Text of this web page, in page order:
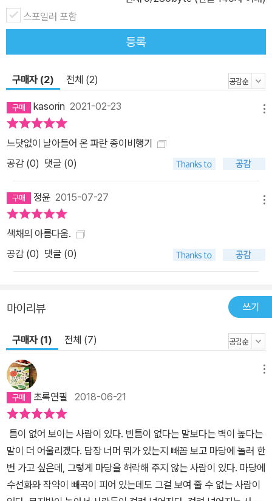
그 공간에 담은 것이지요. 계단 꼭대기에는 열고 닫을 수 있는 문을 만
들어 손전등을 이용해 빛이 들어오는 효과를 주고, 매 장면을 카메라
로 촬영했습니다. 형광등이나 다른 불빛을 이용하기도 했고, 할머니
인지 주인공의 감정 변화가 무척 자연스럽고, 따뜻하게 느껴집니다.
첫 장부터 마지막 장까지 엘리제 할머니의 표정이 어떻게 달라지는
지, 할머니 집 안의 색감이 어떻게 바뀌는지 찾아보는 것도 이 책이 지
닌 재미 중 하나입니다. 이 책의 제목이 《색깔 손님》인 이유가 바로
스포일러 포함
등록
구매자 (2) 전체 (2)
kasorin 2021-02-23
느닷없이 날아들어 온 파란 종이비행기
공감 (0) 댓글 (0)
정윤 2015-07-27
색채의 아름다움.
공감 (0) 댓글 (0)
마이리뷰 쓰기
구매자 (1) 전체 (7)
초록연필 2018-06-21
틈이 없어 보이는 사람이 있다. 빈틈이 없다는 말보다는 벽이 높다는
말이 더 어울리겠다. 담장 너머 뭐가 있는지 빼꼼 보고 마당에 놀러 한
번 가고 싶은데, 그렇게 마당을 허락해 주지 않는 사람이 있다. 마당에
수선화와 작약이 빼곡이 피어 있는데도 그걸 보여 줄 수 없는 사람이